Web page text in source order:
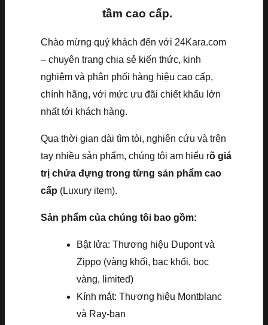
tầm cao cấp.
Chào mừng quý khách đến với 24Kara.com
– chuyên trang chia sẻ kiến thức, kinh
nghiệm và phân phối hàng hiệu cao cấp,
chính hãng, với mức ưu đãi chiết khấu lớn
nhất tới khách hàng.
Qua thời gian dài tìm tòi, nghiên cứu và trên
tay nhiều sản phẩm, chúng tôi am hiểu rõ giá
trị chứa đựng trong từng sản phẩm cao
cấp (Luxury item).
Sản phẩm của chúng tôi bao gồm:
Bật lửa: Thương hiệu Dupont và
Zippo (vàng khối, bạc khối, bọc
vàng, limited)
Kính mắt: Thương hiệu Montblanc
và Ray-ban